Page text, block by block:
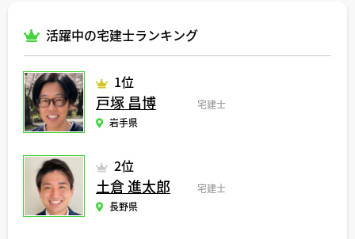
活躍中の宅建士ランキング
1位
戸塚 昌博
宅建士
岩手県
2位
土倉 進太郎
宅建士
長野県